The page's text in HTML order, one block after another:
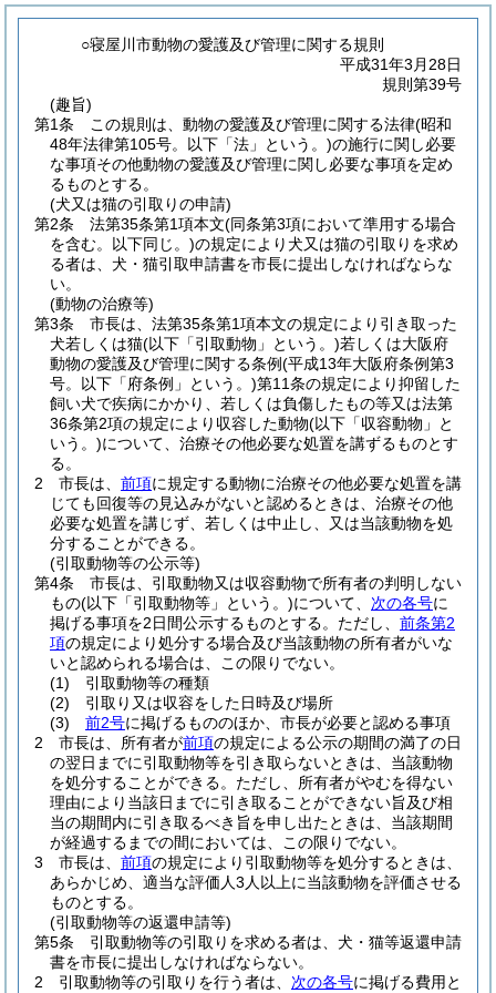
○寝屋川市動物の愛護及び管理に関する規則
平成31年3月28日
規則第39号
(趣旨)
第1条
この規則は、動物の愛護及び管理に関する法律(昭和
48年法律第105号。以下「法」という。)の施行に関し必要
な事項その他動物の愛護及び管理に関し必要な事項を定め
るものとする。
(犬又は猫の引取りの申請)
第2条
法第35条第1項本文(同条第3項において準用する場合
を含む。以下同じ。)の規定により犬又は猫の引取りを求め
る者は、犬・猫引取申請書を市長に提出しなければならな
い。
(動物の治療等)
第3条
市長は、法第35条第1項本文の規定により引き取った
犬若しくは猫(以下「引取動物」という。)若しくは大阪府
動物の愛護及び管理に関する条例(平成13年大阪府条例第3
号。以下「府条例」という。)第11条の規定により抑留した
飼い犬で疾病にかかり、若しくは負傷したもの等又は法第
36条第2項の規定により収容した動物(以下「収容動物」と
いう。)について、治療その他必要な処置を講ずるものとす
る。
2
市長は、 前項に規定する動物に治療その他必要な処置を講
じても回復等の見込みがないと認めるときは、治療その他
必要な処置を講じず、若しくは中止し、又は当該動物を処
分することができる。
(引取動物等の公示等)
第4条
市長は、引取動物又は収容動物で所有者の判明しない
もの(以下「引取動物等」という。)について、 次の各号に
掲げる事項を2日間公示するものとする。 ただし、 前条第2
項の規定により処分する場合及び当該動物の所有者がいな
いと認められる場合は、この限りでない。
(1)
引取動物等の種類
(2)
引取り又は収容をした日時及び場所
(3)
前2号に掲げるもののほか、市長が必要と認める事項
2
市長は、所有者が前項の規定による公示の期間の満了の日
の翌日までに引取動物等を引き取らないときは、当該動物
を処分することができる。 ただし、所有者がやむを得ない
理由により当該日までに引き取ることができない旨及び相
当の期間内に引き取るべき旨を申し出たときは、当該期間
が経過するまでの間においては、この限りでない。
3
市長は、 前項の規定により引取動物等を処分するときは、
あらかじめ、適当な評価人3人以上に当該動物を評価させる
ものとする。
(引取動物等の返還申請等)
第5条
引取動物等の引取りを求める者は、犬・猫等返還申請
書を市長に提出しなければならない。
2
引取動物等の引取りを行う者は、 次の各号に掲げる費用と